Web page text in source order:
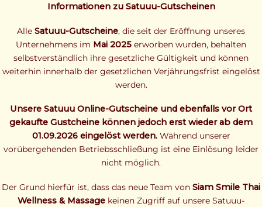
Informationen zu Satuuu-Gutscheinen
Alle Satuuu-Gutscheine, die seit der Eröffnung unseres
Unternehmens im Mai 2025 erworben wurden, behalten
selbstverständlich ihre gesetzliche Gültigkeit und können
weiterhin innerhalb der gesetzlichen Verjährungsfrist eingelöst
werden.
Unsere Satuuu Online-Gutscheine und ebenfalls vor Ort
gekaufte Gustcheine können jedoch erst wieder ab dem
01.09.2026 eingelöst werden.Während unserer
vorübergehenden Betriebsschließung ist eine Einlösung leider
nicht möglich.
Der Grund hierfür ist, dass das neue Team von Siam Smile Thai
Wellness & Massage keinen Zugriff auf unsere Satuuu-